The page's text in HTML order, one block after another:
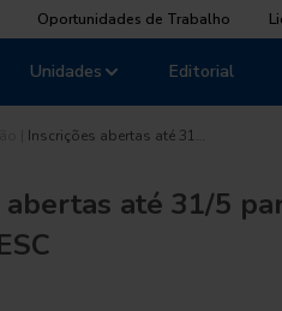
Oportunidades de Trabalho
Unidades Editorial
Inscrições abertas até 31…
abertas até 31/5